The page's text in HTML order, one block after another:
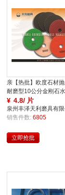
亲【热批】欧度石材
耐磨型10公分金刚石
磨片
¥ 4.8/ 片
泉州丰泽天利磨具有限
销售件数: 6805
立即抢批